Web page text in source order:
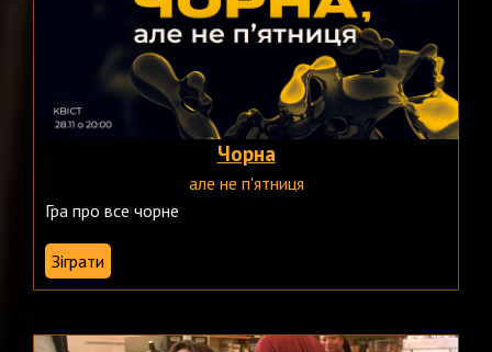
Чорна
але не п'ятниця
Гра про все чорне
Зіграти